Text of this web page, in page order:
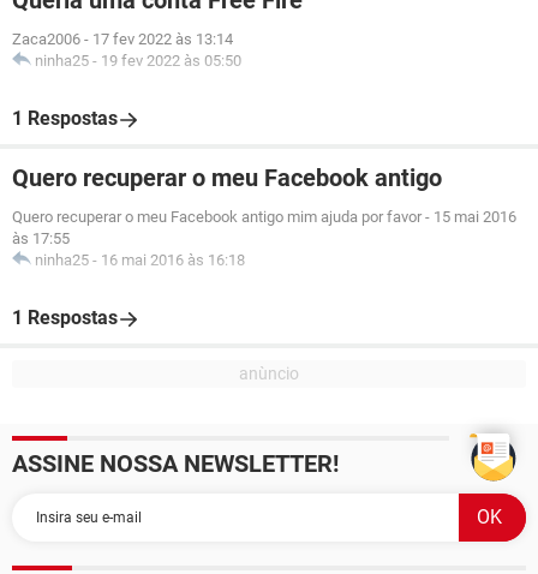
Zaca2006 - 17 fev 2022 às 13:14
ninha25 - 19 fev 2022 às 05:50
1 Respostas
Quero recuperar o meu Facebook antigo
Quero recuperar o meu Facebook antigo mim ajuda por favor - 15 mai 2016
às 17:55
ninha25 - 16 mai 2016 às 16:18
1 Respostas
ASSINE NOSSA NEWSLETTER!